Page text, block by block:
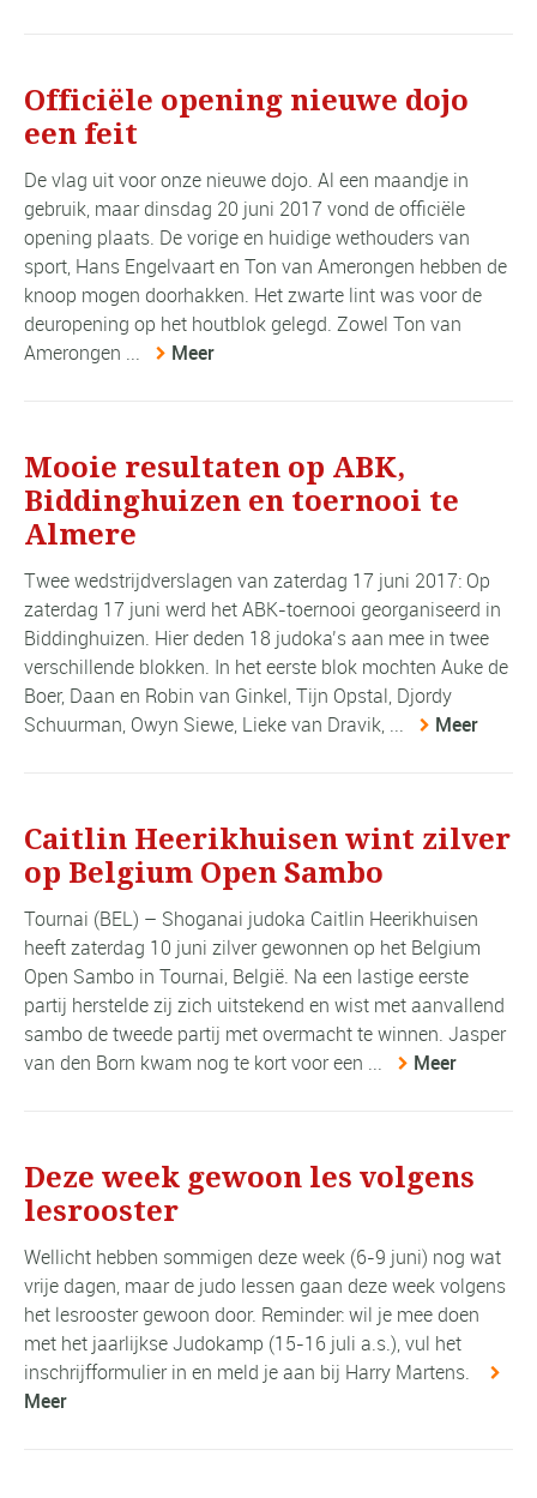
Officiële opening nieuwe dojo
een feit
De vlag uit voor onze nieuwe dojo. Al een maandje in
gebruik, maar dinsdag 20 juni 2017 vond de officiële
opening plaats. De vorige en huidige wethouders van
sport, Hans Engelvaart en Ton van Amerongen hebben de
knoop mogen doorhakken. Het zwarte lint was voor de
deuropening op het houtblok gelegd. Zowel Ton van
Amerongen ...
Meer
Mooie resultaten op ABK,
Biddinghuizen en toernooi te
Almere
Twee wedstrijdverslagen van zaterdag 17 juni 2017: Op
zaterdag 17 juni werd het ABK-toernooi georganiseerd in
Biddinghuizen. Hier deden 18 judoka’s aan mee in twee
verschillende blokken. In het eerste blok mochten Auke de
Boer, Daan en Robin van Ginkel, Tijn Opstal, Djordy
Schuurman, Owyn Siewe, Lieke van Dravik, ...
Meer
Caitlin Heerikhuisen wint zilver
op Belgium Open Sambo
Tournai (BEL) – Shoganai judoka Caitlin Heerikhuisen
heeft zaterdag 10 juni zilver gewonnen op het Belgium
Open Sambo in Tournai, België. Na een lastige eerste
partij herstelde zij zich uitstekend en wist met aanvallend
sambo de tweede partij met overmacht te winnen. Jasper
van den Born kwam nog te kort voor een ...
Meer
Deze week gewoon les volgens
lesrooster
Wellicht hebben sommigen deze week (6-9 juni) nog wat
vrije dagen, maar de judo lessen gaan deze week volgens
het lesrooster gewoon door. Reminder: wil je mee doen
met het jaarlijkse Judokamp (15-16 juli a.s.), vul het
inschrijfformulier in en meld je aan bij Harry Martens.
Meer